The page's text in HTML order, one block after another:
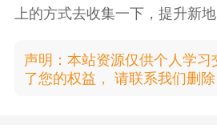
上的方式去收集一下，提升新地
声明：本站资源仅供个人学
了您的权益， 请联系我们删除